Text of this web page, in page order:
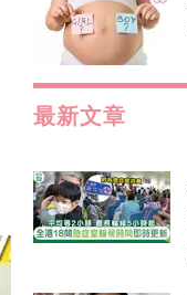
最新文章